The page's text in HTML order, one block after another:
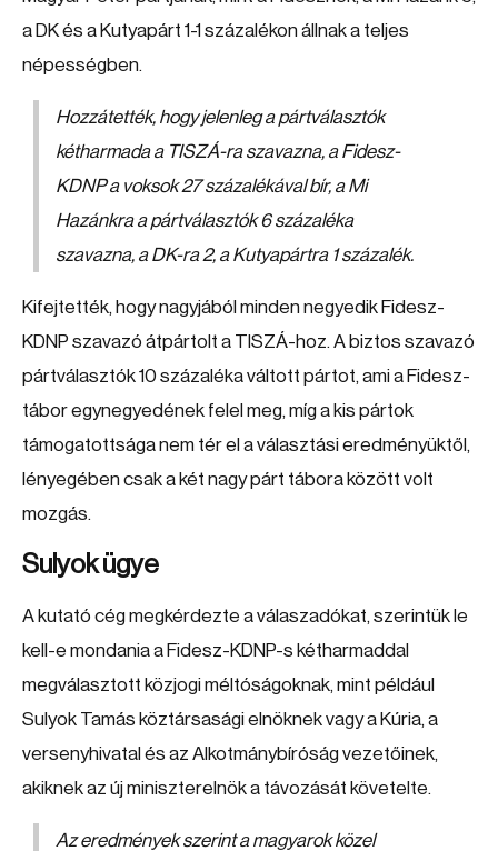
a DK és a Kutyapárt 1-1 százalékon állnak a teljes
népességben.
Hozzátették, hogy jelenleg a pártválasztók
kétharmada a TISZÁ-ra szavazna, a Fidesz-
KDNP a voksok 27 százalékával bír, a Mi
Hazánkra a pártválasztók 6 százaléka
szavazna, a DK-ra 2, a Kutyapártra 1 százalék.
Kifejtették, hogy nagyjából minden negyedik Fidesz-
KDNP szavazó átpártolt a TISZÁ-hoz. A biztos szavazó
pártválasztók 10 százaléka váltott pártot, ami a Fidesz-
tábor egynegyedének felel meg, míg a kis pártok
támogatottsága nem tér el a választási eredményüktől,
lényegében csak a két nagy párt tábora között volt
mozgás.
Sulyok ügye
A kutató cég megkérdezte a válaszadókat, szerintük le
kell-e mondania a Fidesz-KDNP-s kétharmaddal
megválasztott közjogi méltóságoknak, mint például
Sulyok Tamás köztársasági elnöknek vagy a Kúria, a
versenyhivatal és az Alkotmánybíróság vezetőinek,
akiknek az új miniszterelnök a távozását követelte.
Az eredmények szerint a magyarok közel